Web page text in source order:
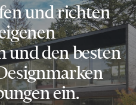
und richten
den besten
ein.